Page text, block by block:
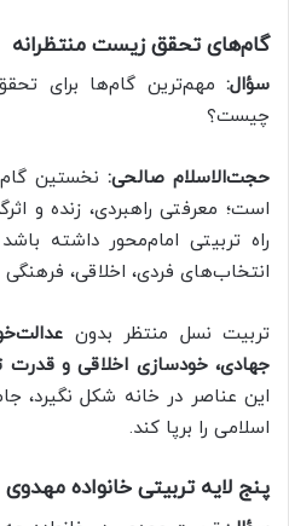
گام‌های تحقق زیست منتظرانه
سؤال: مهم‌ترین گام‌ها برای
چیست؟
حجت‌الاسلام صالحی:نخستین
است؛ معرفتی راهبردی، زنده و
راه تربیتی امام‌محور داشته
انتخاب‌های فردی، اخلاقی،
تربیت نسل منتظر بدون
جهادی، خودسازی اخلاقی و قدرت
این عناصر در خانه شکل نگیرد،
اسلامی را برپا کند.
پنج لایه تربیتی خانواده مهدوی